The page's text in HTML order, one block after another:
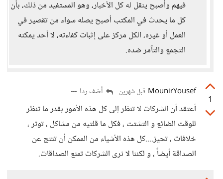
فيهم وأصبح ينقل له كل الأخبار، وهو المستفيد من ذلك، بأن
كل ما يحدث في المكتب أصبح يصله سواء من تقصير في
العمل أو غيره، الكل مركز على إثبات كفاءته، لا أحد يمكنه
التجمع والتآمر ضده.
1
MounirYousef قبل شهرين أضف ردا
أعتقد أن الشركات لا تنظر إلى كل هذه الأمور بقدر ما تنظر
للوقت الضائع و التشتت ، فكل ما قلتيه من مشاكل ، توتر ،
خلافات ، تحيز....كل هذه الأشياء من الممكن أن تنتج عن
الصداقة أيضاً ، و لكننا لا نرى الشركات تمنع الصداقات.